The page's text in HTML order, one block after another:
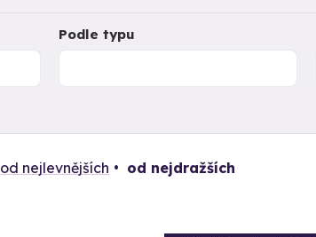
Podle typu
od nejlevnějších od nejdražších